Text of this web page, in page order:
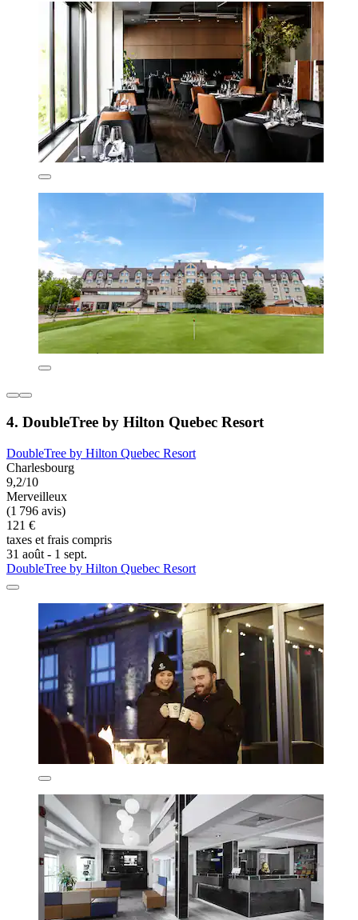
4. DoubleTree by Hilton Quebec Resort
DoubleTree by Hilton Quebec Resort
Charlesbourg
9,2/10
Merveilleux
(1 796 avis)
121 €
taxes et frais compris
31 août - 1 sept.
DoubleTree by Hilton Quebec Resort